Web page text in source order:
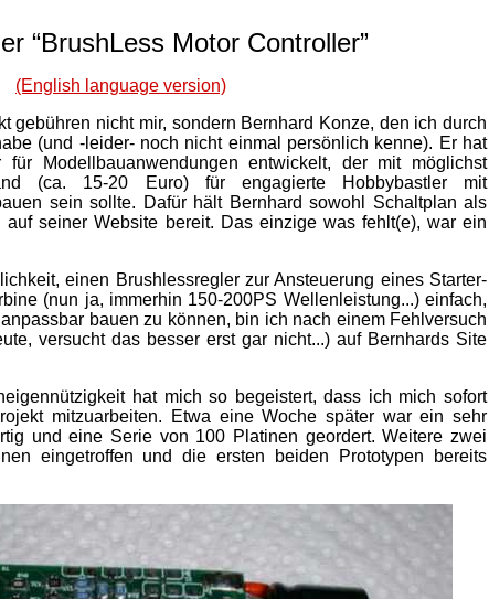
“BrushLess Motor Controller”
(English language version)
gebühren nicht mir, sondern Bernhard Konze, den ich durch
(und -leider- noch nicht einmal persönlich kenne). Er hat
für Modellbauanwendungen entwickelt, der mit möglichst
(ca. 15-20 Euro) für engagierte Hobbybastler mit
sein sollte. Dafür hält Bernhard sowohl Schaltplan als
seiner Website bereit. Das einzige was fehlt(e), war ein
einen Brushlessregler zur Ansteuerung eines Starter-
(nun ja, immerhin 150-200PS Wellenleistung...) einfach,
bauen zu können, bin ich nach einem Fehlversuch
versucht das besser erst gar nicht...) auf Bernhards Site
hat mich so begeistert, dass ich mich sofort
mitzuarbeiten. Etwa eine Woche später war ein sehr
und eine Serie von 100 Platinen geordert. Weitere zwei
eingetroffen und die ersten beiden Prototypen bereits